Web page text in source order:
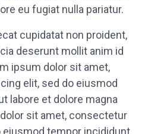
eu fugiat nulla pariatur.
cupidatat non proident,
deserunt mollit anim id
ipsum dolor sit amet,
elit, sed do eiusmod
labore et dolore magna
sit amet, consectetur
eiusmod tempor incididunt